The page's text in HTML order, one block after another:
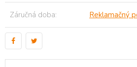
Záručná doba: Reklamačný